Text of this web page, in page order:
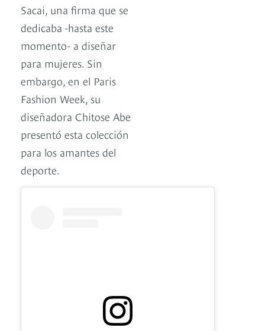
Sacai, una firma que se
dedicaba -hasta este
momento- a diseñar
para mujeres. Sin
embargo, en el Paris
Fashion Week, su
diseñadora Chitose Abe
presentó esta colección
para los amantes del
deporte.